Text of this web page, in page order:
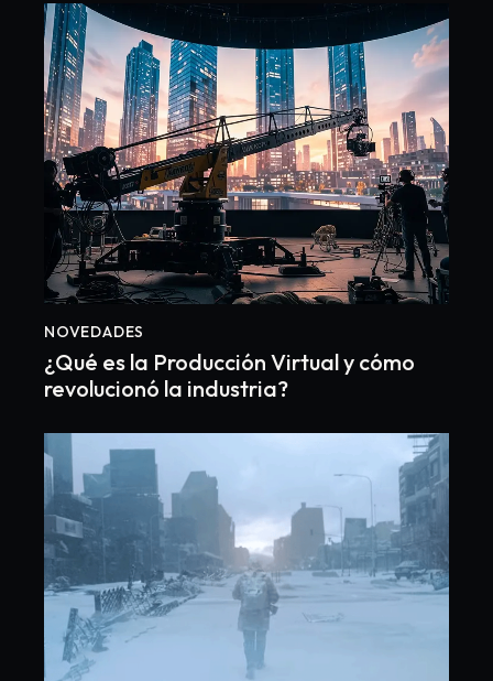
NOVEDADES
¿Qué es la Producción Virtual y cómo
revolucionó la industria?